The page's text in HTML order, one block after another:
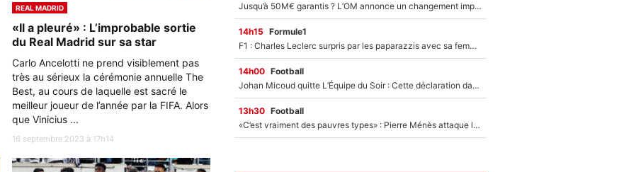
REAL MADRID
«Il a pleuré» : L’improbable sortie
du Real Madrid sur sa star
Carlo Ancelotti ne prend visiblement pas
très au sérieux la cérémonie annuelle The
Best, au cours de laquelle est sacré le
meilleur joueur de l’année par la FIFA. Alors
que Vinicius ...
16 septembre 2023 à 17h14
Jusqu’à 50M€ garantis ? L’OM annonce un changement important qui va faire du bien à ses finances !
14h15 Formule1
F1 : Charles Leclerc surpris par les paparazzis avec sa femme, les rumeurs étaient vraies !
14h00 Football
Johan Micoud quitte L’Équipe du Soir : Cette déclaration dans l’émission lui a valu un clash avec cet ancien joueur du PSG
13h30 Football
«C’est vraiment des pauvres types» : Pierre Ménès attaque les chroniqueurs de l’After Foot… et s’en prend violemment à Walid Acherchour